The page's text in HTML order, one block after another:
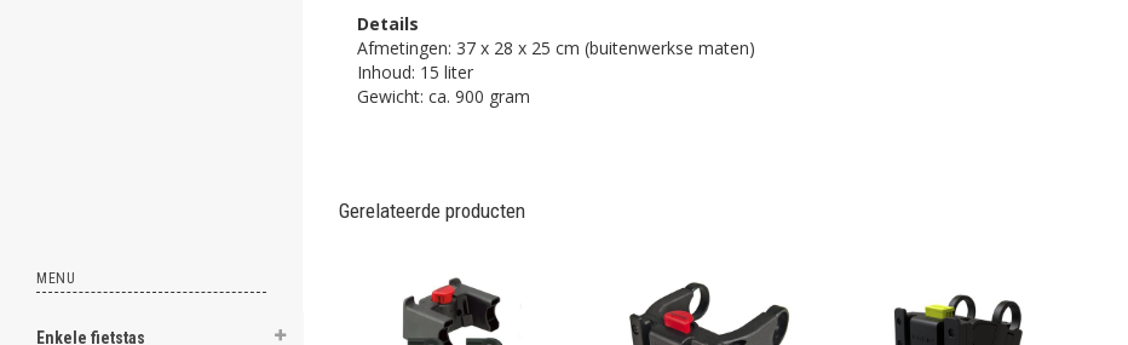
MENU
Enkele fietstas
ghost
ghost
Details
Afmetingen: 37 x 28 x 25 cm (buitenwerkse maten)
Inhoud: 15 liter
Gewicht: ca. 900 gram
Gerelateerde producten